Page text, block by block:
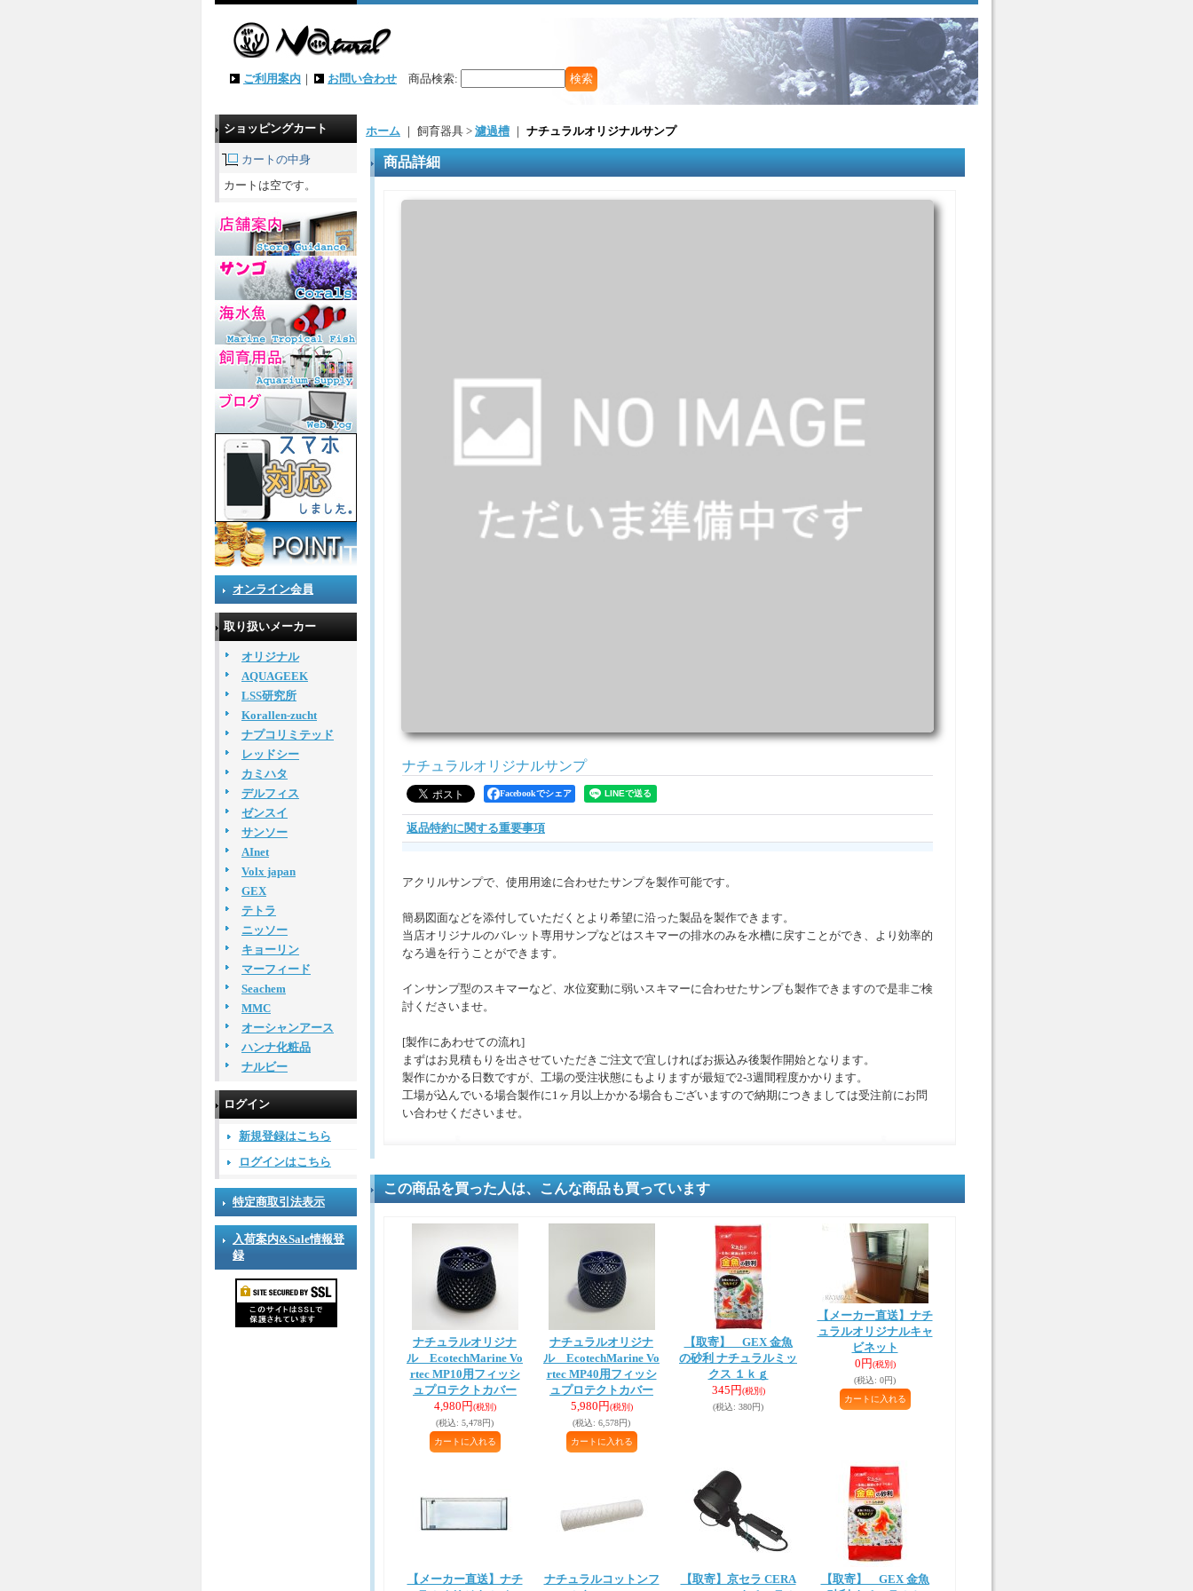
ご利用案内 ｜ お問い合わせ 商品検索:
ショッピングカート
カートの中身
カートは空です。
オンライン会員
取り扱いメーカー
オリジナル
AQUAGEEK
LSS研究所
Korallen-zucht
ナプコリミテッド
レッドシー
カミハタ
デルフィス
ゼンスイ
サンソー
AInet
Volx japan
GEX
テトラ
ニッソー
キョーリン
マーフィード
Seachem
MMC
オーシャンアース
ハンナ化粧品
ナルビー
ログイン
新規登録はこちら
ログインはこちら
特定商取引法表示
入荷案内&Sale情報登
録
ホーム ｜ 飼育器具 > 濾過槽 ｜ ナチュラルオリジナルサンプ
商品詳細
ナチュラルオリジナルサンプ
Facebookでシェア
返品特約に関する重要事項
アクリルサンプで、使用用途に合わせたサンプを製作可能です。
簡易図面などを添付していただくとより希望に沿った製品を製作できます。
当店オリジナルのバレット専用サンプなどはスキマーの排水のみを水槽に戻すことができ、より効率的
なろ過を行うことができます。
インサンプ型のスキマーなど、水位変動に弱いスキマーに合わせたサンプも製作できますので是非ご検
討くださいませ。
[製作にあわせての流れ]
まずはお見積もりを出させていただきご注文で宜しければお振込み後製作開始となります。
製作にかかる日数ですが、工場の受注状態にもよりますが最短で2-3週間程度かかります。
工場が込んでいる場合製作に1ヶ月以上かかる場合もございますので納期につきましては受注前にお問
い合わせくださいませ。
この商品を買った人は、こんな商品も買っています
ナチュラルオリジナ
ル EcotechMarine Vo
rtec MP10用フィッシ
ュプロテクトカバー
4,980円(税別)
(税込: 5,478円)
ナチュラルオリジナ
ル EcotechMarine Vo
rtec MP40用フィッシ
ュプロテクトカバー
5,980円(税別)
(税込: 6,578円)
【取寄】 GEX 金魚
の砂利 ナチュラルミッ
クス １ｋｇ
345円(税別)
(税込: 380円)
【メーカー直送】ナチ
ュラルオリジナルキャ
ビネット
0円(税別)
(税込: 0円)
【メーカー直送】ナチ
ナチュラルコットンフ
【取寄】京セラ CERA
【取寄】 GEX 金魚